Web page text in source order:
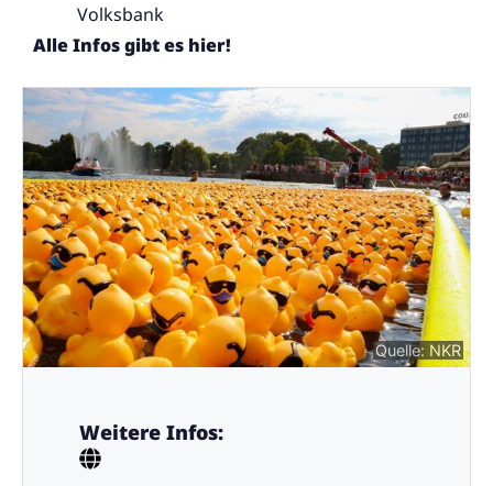
Volksbank
Alle Infos gibt es hier!
Quelle: NKR
Weitere Infos: